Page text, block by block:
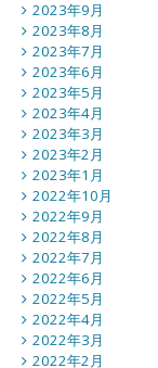
2023年9月
2023年8月
2023年7月
2023年6月
2023年5月
2023年4月
2023年3月
2023年2月
2023年1月
2022年10月
2022年9月
2022年8月
2022年7月
2022年6月
2022年5月
2022年4月
2022年3月
2022年2月